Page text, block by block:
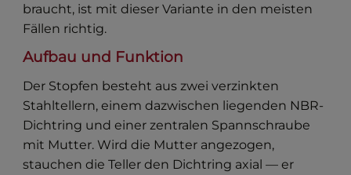
braucht, ist mit dieser Variante in den meisten
Fällen richtig.
Aufbau und Funktion
Der Stopfen besteht aus zwei verzinkten
Stahltellern, einem dazwischen liegenden NBR-
Dichtring und einer zentralen Spannschraube
mit Mutter. Wird die Mutter angezogen,
stauchen die Teller den Dichtring axial — er